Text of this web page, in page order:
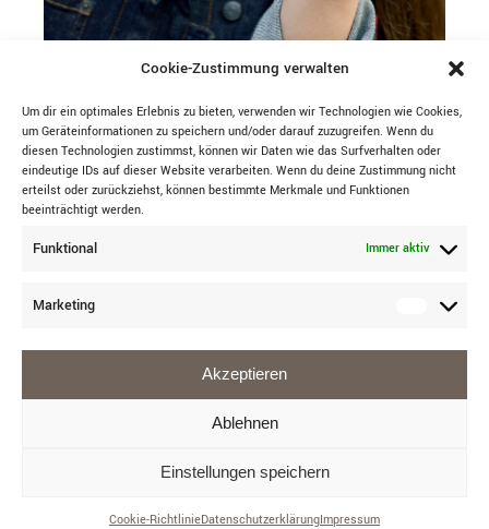
Cookie-Zustimmung verwalten
Um dir ein optimales Erlebnis zu bieten, verwenden wir Technologien wie Cookies,
um Geräteinformationen zu speichern und/oder darauf zuzugreifen. Wenn du
diesen Technologien zustimmst, können wir Daten wie das Surfverhalten oder
eindeutige IDs auf dieser Website verarbeiten. Wenn du deine Zustimmung nicht
erteilst oder zurückziehst, können bestimmte Merkmale und Funktionen
beeinträchtigt werden.
Funktional Immer aktiv
Marketing
Akzeptieren
Ablehnen
Einstellungen speichern
Cookie-RichtlinieDatenschutzerklärungImpressum
BROSCHE
TROVELORE